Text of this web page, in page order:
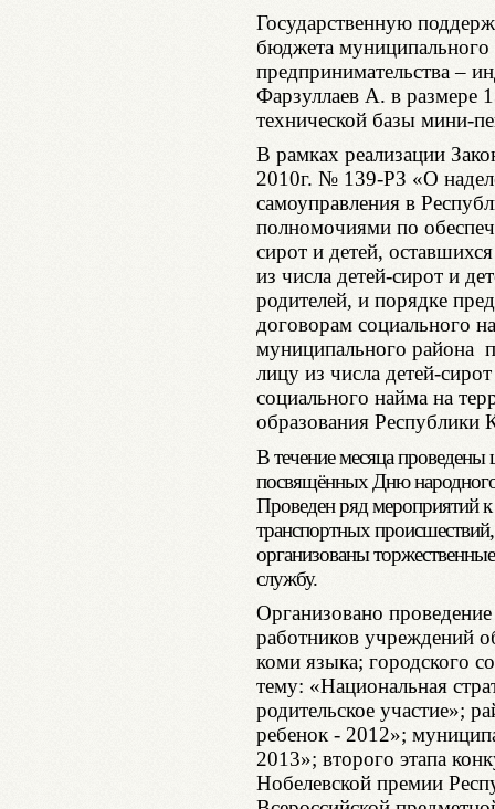
Государственную
бюджета
предпринимательства –
Фарзуллаев А. в размере
технической базы мини-
В рамках реализации
2010г. № 139-РЗ «О
самоуправления в
полномочиями по
сирот и детей,
из числа детей-сирот и
родителей, и порядке
договорам социального
муниципального района
лицу из числа детей-
социального найма на
образования Республики
В течение месяца
посвящённых Дню
Проведен ряд мероприятий
транспортных
организованы
службу.
Организовано
работников учреждений
коми языка; городского
тему: «Национальная
родительское участие»;
ребенок - 2012»;
2013»; второго этапа
Нобелевской премии